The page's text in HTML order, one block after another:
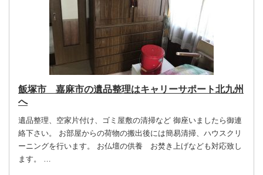
飯塚市 嘉麻市の遺品整理はキャリーサポート北九州
へ
遺品整理、空家片付け、ゴミ屋敷の清掃など 御座いましたら御連
絡下さい。 お部屋からの荷物の搬出後には簡易清掃、ハウスクリ
ーニングを行います。 お仏壇の供養 お焚き上げなども対応致し
ます。 …